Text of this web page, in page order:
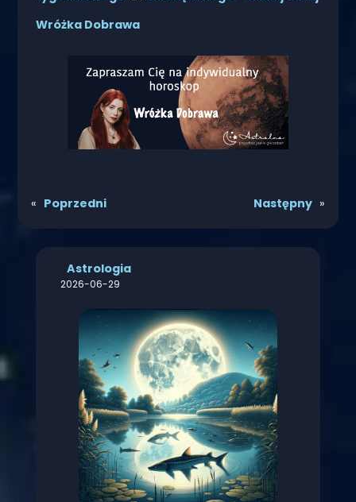
Wróżka Dobrawa
« Poprzedni Następny »
Astrologia
2026-06-29